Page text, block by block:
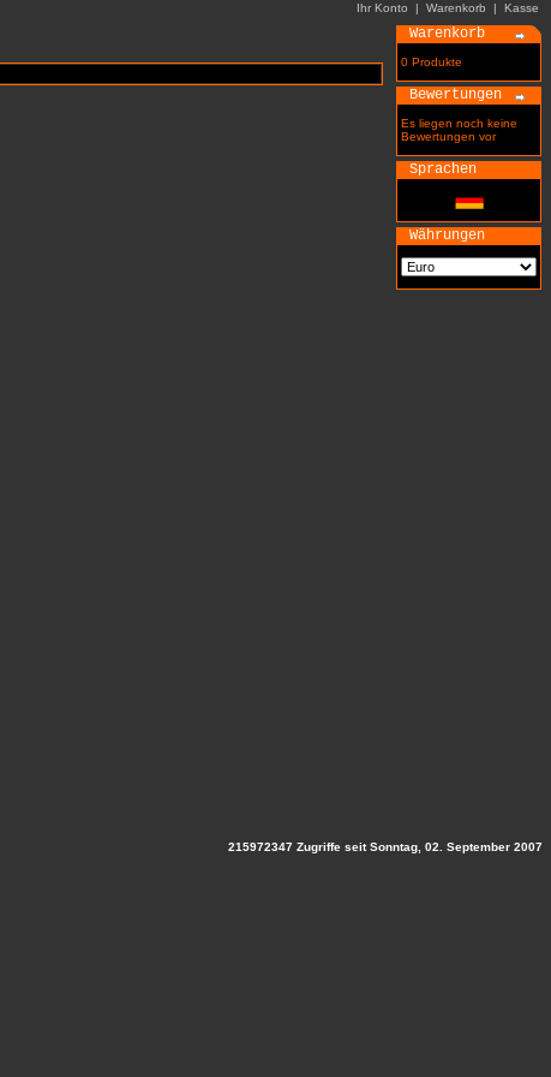
Ihr Konto | Warenkorb | Kasse
Warenkorb
0 Produkte
Bewertungen
Es liegen noch keine
Bewertungen vor
Sprachen
Währungen
215972347 Zugriffe seit Sonntag, 02. September 2007